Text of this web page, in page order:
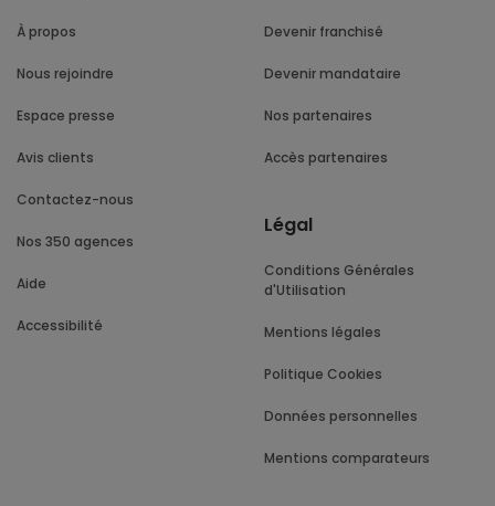
À propos
Nous rejoindre
Espace presse
Avis clients
Contactez-nous
Nos 350 agences
Aide
Accessibilité
Devenir franchisé
Devenir mandataire
Nos partenaires
Accès partenaires
Légal
Conditions Générales
d'Utilisation
Mentions légales
Politique Cookies
Données personnelles
Mentions comparateurs